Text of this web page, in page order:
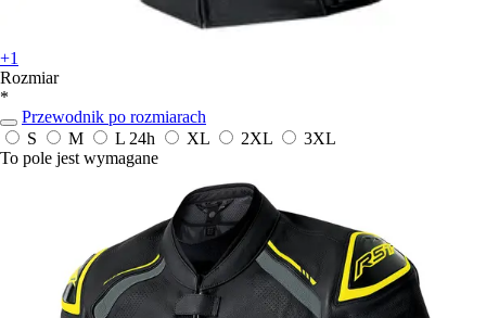
+1
Rozmiar
*
Przewodnik po rozmiarach
S
M L 24h XL 2XL
3XL
To pole jest wymagane